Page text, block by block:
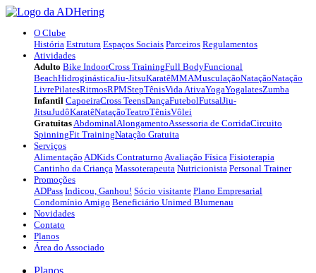
O Clube
História Estrutura Espaços Sociais Parceiros Regulamentos
Atividades
Adulto Bike IndoorCross TrainingFull BodyFuncional
BeachHidroginásticaJiu-JitsuKaratêMMAMusculaçãoNataçãoNatação
LivrePilatesRitmosRPMStepTênisVida AtivaYogaYogalatesZumba
Infantil CapoeiraCross TeensDançaFutebolFutsalJiu-
JitsuJudôKaratêNataçãoTeatroTênisVôlei
GratuitasAbdominalAlongamentoAssessoria de CorridaCircuito
SpinningFit TrainingNatação Gratuita
Serviços
Alimentação ADKids Contraturno Avaliação Física Fisioterapia
Cantinho da Criança Massoterapeuta Nutricionista Personal Trainer
Promoções
ADPass Indicou, Ganhou! Sócio visitante Plano Empresarial
Condomínio Amigo Beneficiário Unimed Blumenau
Novidades
Contato
Planos
Área do Associado
Planos